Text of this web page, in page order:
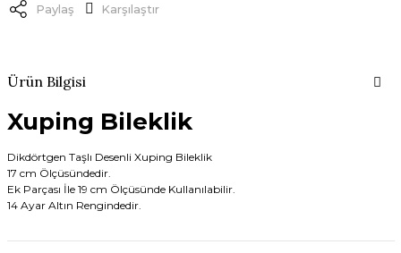
Paylaş Karşılaştır
Ürün Bilgisi
Xuping Bileklik
Dikdörtgen Taşlı Desenli Xuping Bileklik
17 cm Ölçüsündedir.
Ek Parçası İle 19 cm Ölçüsünde Kullanılabilir.
14 Ayar Altın Rengindedir.